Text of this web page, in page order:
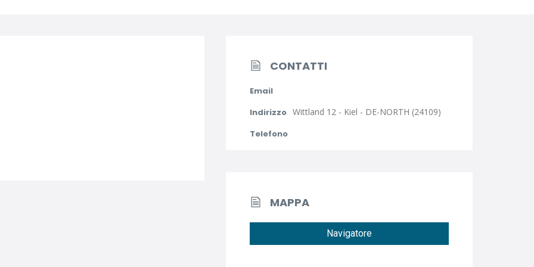
CONTATTI
Email
Indirizzo Wittland 12 - Kiel - DE-NORTH (24109)
Telefono
MAPPA
Navigatore